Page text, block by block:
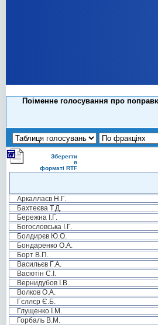
Поіменне голосування про
Зберегти
в
форматі RTF
Аркаллаєв Н.Г.
Бахтеєва Т.Д.
Бережна І.Г.
Богословська І.Г.
Болдирєв Ю.О.
Бондаренко О.А.
Борт В.П.
Васильєв Г.А.
Васютін С.І.
Вернидубов І.В.
Волков О.А.
Гєллєр Є.Б.
Глущенко І.М.
Горбаль В.М.